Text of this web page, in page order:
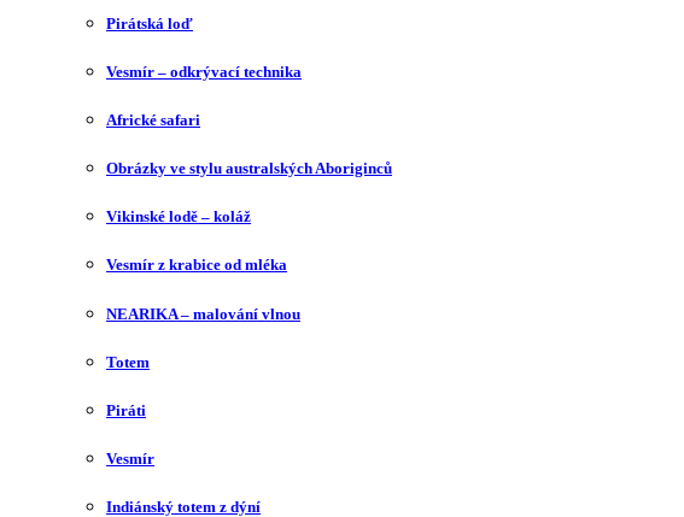
Pirátská loď
Vesmír – odkrývací technika
Africké safari
Obrázky ve stylu australských Aboriginců
Vikinské lodě – koláž
Vesmír z krabice od mléka
NEARIKA – malování vlnou
Totem
Piráti
Vesmír
Indiánský totem z dýní